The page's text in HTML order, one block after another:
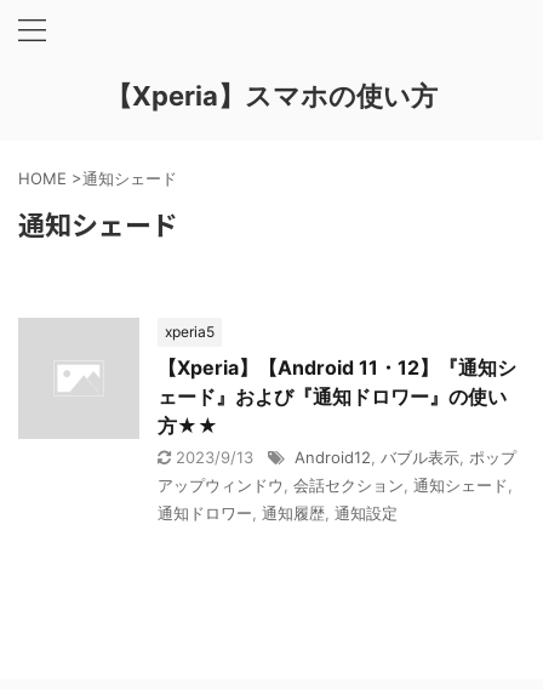
【Xperia】スマホの使い方
HOME >通知シェード
通知シェード
xperia5
【Xperia】【Android 11・12】『通知シ
ェード』および『通知ドロワー』の使い
方★★
2023/9/13 Android12 バブル表示 ポップ
アップウィンドウ
会話セクション 通知シェード
通知ドロワー 通知履歴 通知設定